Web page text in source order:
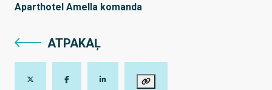
Aparthotel Amella komanda
ATPAKAĻ